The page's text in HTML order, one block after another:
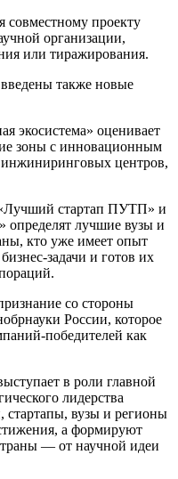
совместному проекту
организации,
или тиражирования.
введены также новые
экосистема» оценивает
зоны с инновационным
инжиниринговых центров,
стартап ПУТП» и
определят лучшие вузы и
кто уже имеет опыт
задачи и готов их
со стороны
России, которое
-победителей как
в роли главной
лидерства
стартапы, вузы и регионы
а формируют
— от научной идеи